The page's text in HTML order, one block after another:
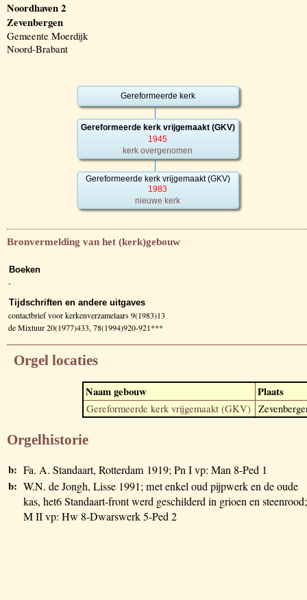
Noordhaven 2
Zevenbergen
Gemeente Moerdijk
Noord-Brabant
Gereformeerde kerk
Gereformeerde kerk vrijgemaakt (GKV)
1945
kerk overgenomen
Gereformeerde kerk vrijgemaakt (GKV)
1983
nieuwe kerk
Bronvermelding van het (kerk)gebouw
Boeken
-
Tijdschriften en andere uitgaves
contactbrief voor kerkenverzamelaars 9(1983)13
de Mixtuur 20(1977)433, 78(1994)920-921***
Orgel locaties
Naam gebouw Plaats
Gereformeerde kerk vrijgemaakt (GKV)
Orgelhistorie
b: Fa. A. Standaart, Rotterdam 1919; Pn I vp: Man 8-Ped 1
b: W.N. de Jongh, Lisse 1991; met enkel oud pijpwerk en de oude
kas, het6 Standaart-front werd geschilderd in grioen en steenrood;
M II vp: Hw 8-Dwarswerk 5-Ped 2